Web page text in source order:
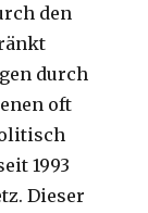
den
durch
oft
1993
Dieser